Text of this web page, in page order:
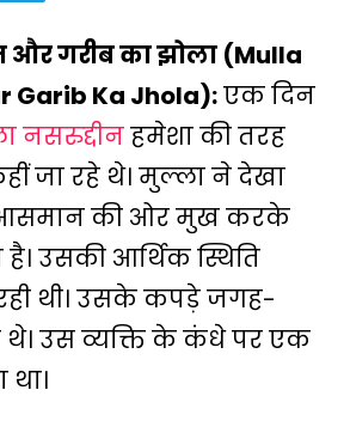
और गरीब का झोला (Mulla
Garib Ka Jhola):एक दिन
नसरुद्दीनहमेशा की तरह
जा रहे थे। मुल्ला ने देखा
आसमान की ओर मुख करके
उसकी आर्थिक स्थिति
थी। उसके कपड़े जगह-
उस व्यक्ति के कंधे पर एक